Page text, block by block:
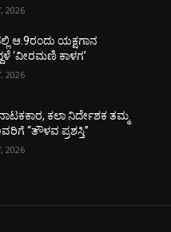
2026
ಆ.9ರಂದು ಯಕ್ಷಗಾನ
‘ವೀರಮಣಿ ಕಾಳಗ’
2026
ಕಲಾ ನಿರ್ದೇಶಕ ತಮ್ಮ
“ತೌಳವ ಪ್ರಶಸ್ತಿ”
2026